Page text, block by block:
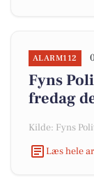
ALARM112
Fyns
fredag
Kilde: Fyns
Læs hele